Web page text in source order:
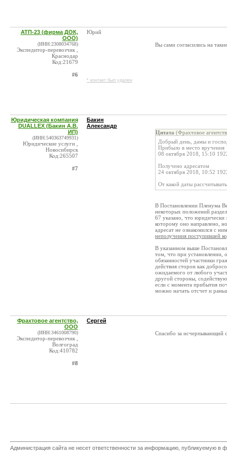
АТП-23 (фирма ДОК,
ООО)
(ИНН:2308034768)
Экспедитор-перевозчик ,
Краснодар
Код:21679
#6
Юрий
* контакт был удален
Вы сами согласились на
Юридическая компания
DUALLEX (Бакин А.В.
ИП)
(ИНН:540363749931)
Юридические услуги ,
Новосибирск
Код:265507
#7
Бакин
Александр
Цитата (Фрахтовое
Добрый день, дамы и
Прибыло в место вручения
08 октября 2018, 15:10
Получено адресатом
24 октября 2018, 10:52
От какой даты
В Постановлении Пленума
некоторых положений
67 указано, что юридически
которому оно направлено,
адресат не ознакомился с
неполучения поступившей
В указанном выше
том, что при установлении,
обязанностей участники
действия сторон как
ожидаемого от любого
другой стороны,
если с момента прибытия
можно начать отсчет и
Фрахтовое агентство,
ООО
(ИНН:3461008790)
Экспедитор-перевозчик ,
Волгоград
Код:410782
#8
Сергей
Спасибо за исчерпывающий
Администрация сайта не несет ответственности за информацию, публикуемую